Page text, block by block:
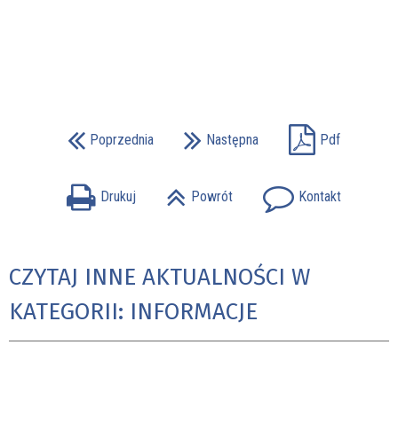
Poprzednia Następna Pdf
Drukuj Powrót Kontakt
CZYTAJ INNE AKTUALNOŚCI W
KATEGORII: INFORMACJE